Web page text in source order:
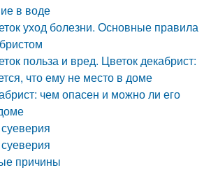
в воде
уход болезни. Основные правила
польза и вред. Цветок декабрист:
что ему не место в доме
чем опасен и можно ли его
причины